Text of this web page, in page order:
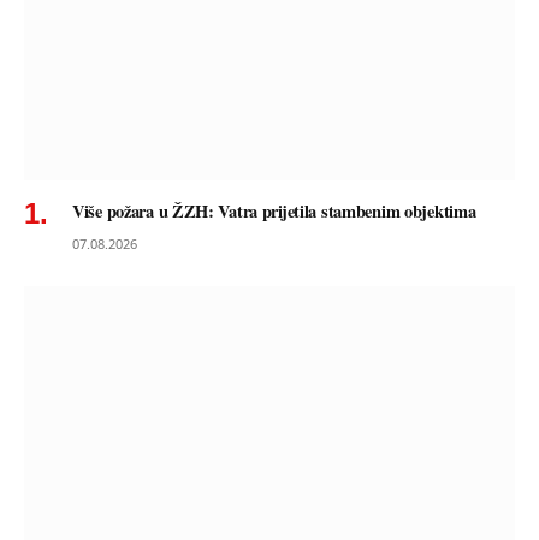
Više požara u ŽZH: Vatra prijetila stambenim objektima
07.08.2026